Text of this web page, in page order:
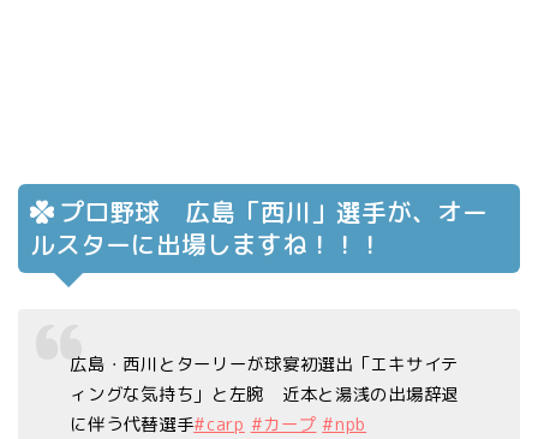
プロ野球 広島「西川」選手が、オー
ルスターに出場しますね！！！
広島・西川とターリーが球宴初選出「エキサイテ
ィングな気持ち」と左腕 近本と湯浅の出場辞退
に伴う代替選手#carp #カープ #npb